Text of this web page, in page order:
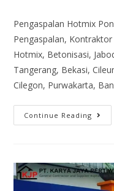
Pengaspalan Hotmix
Pengaspalan,
Hotmix, Betonisasi,
Tangerang, Bekasi,
Cilegon, Purwakarta,
Continue Reading